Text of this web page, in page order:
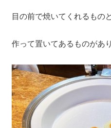
目の前で焼いてくれるものと
作って置いてあるものがあ